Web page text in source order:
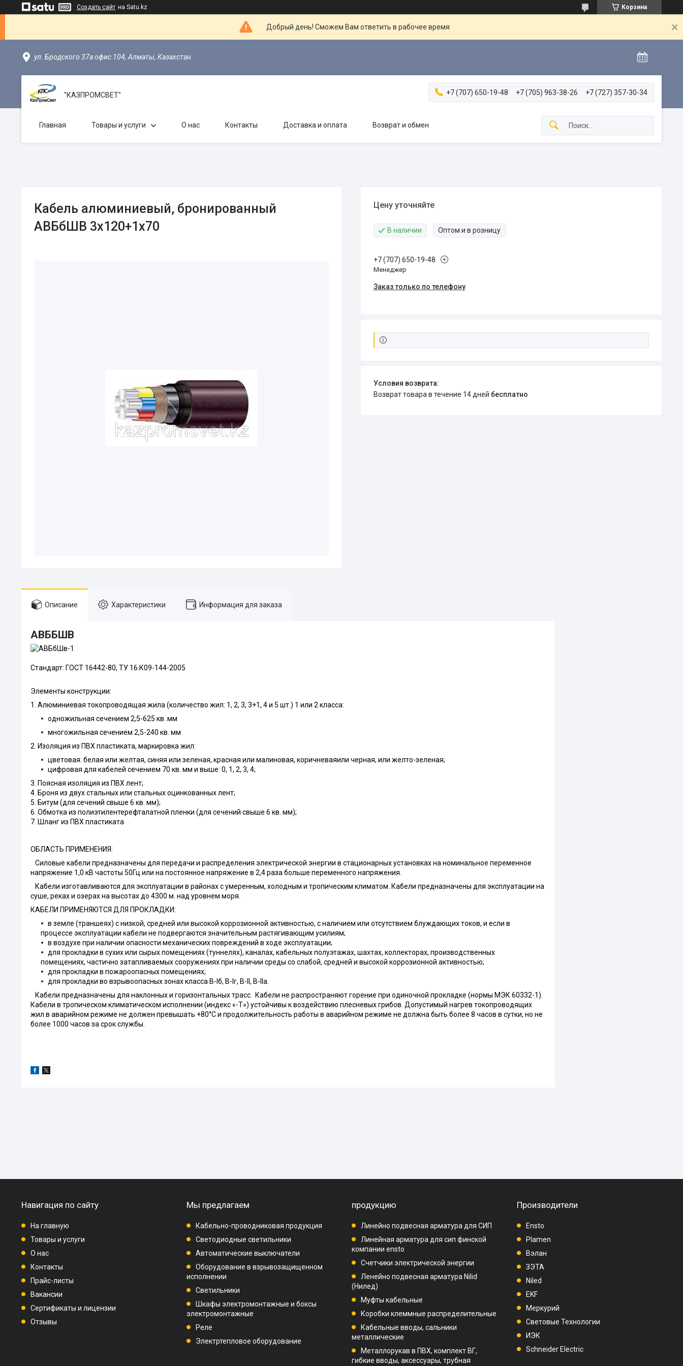
Создать сайт на Satu.kz Корзина
Добрый день! Сможем Вам ответить в рабочее время
ул. Бродского 37а офис 104, Алматы, Казахстан
"КАЗПРОМСВЕТ" +7 (707) 650-19-48 +7 (705) 963-38-26 +7 (727) 357-30-34
Главная Товары и услуги О нас Контакты Доставка и оплата Возврат и обмен
Кабель алюминиевый, бронированный
АВБбШВ 3х120+1х70
Цену уточняйте
В наличии Оптом и в розницу
+7 (707) 650-19-48
Менеджер
Заказ только по телефону
возврат товара в течение 14 дней бесплатно
Описание Характеристики Информация для заказа
АВББШВ
Стандарт: ГОСТ 16442-80, ТУ 16.К09-144-2005
Элементы конструкции:
1. Алюминиевая токопроводящая жила (количество жил: 1, 2, 3, 3+1, 4 и 5 шт.) 1 или 2 класса:
одножильная сечением 2,5-625 кв. мм
многожильная сечением 2,5-240 кв. мм
2. Изоляция из ПВХ пластиката, маркировка жил:
цветовая: белая или желтая, синяя или зеленая, красная или малиновая, коричневаяили черная, или желто-зеленая;
цифровая для кабелей сечением 70 кв. мм и выше: 0, 1, 2, 3, 4;
3. Поясная изоляция из ПВХ лент;
4. Броня из двух стальных или стальных оцинкованных лент;
5. Битум (для сечений свыше 6 кв. мм);
6. Обмотка из полиэтилентерефталатной пленки (для сечений свыше 6 кв. мм);
7. Шланг из ПВХ пластиката
ОБЛАСТЬ ПРИМЕНЕНИЯ:
Силовые кабели предназначены для передачи и распределения электрической энергии в стационарных установках на номинальное переменное
напряжение 1,0 кВ частоты 50Гц или на постоянное напряжение в 2,4 раза больше переменного напряжения.
Кабели изготавливаются для эксплуатации в районах с умеренным, холодным и тропическим климатом. Кабели предназначены для эксплуатации на
суше, реках и озерах на высотах до 4300 м. над уровнем моря.
КАБЕЛИ ПРИМЕНЯЮТСЯ ДЛЯ ПРОКЛАДКИ:
в земле (траншеях) с низкой, средней или высокой коррозионной активностью, с наличием или отсутствием блуждающих токов, и если в
процессе эксплуатации кабели не подвергаются значительным растягивающим усилиям;
в воздухе при наличии опасности механических повреждений в ходе эксплуатации;
для прокладки в сухих или сырых помещениях (туннелях), каналах, кабельных полуэтажах, шахтах, коллекторах, производственных
помещениях, частично затапливаемых сооружениях при наличии среды со слабой, средней и высокой коррозионной активностью;
для прокладки в пожароопасных помещениях;
для прокладки во взрывоопасных зонах класса B-Iб, B-Iг, В-II, В-IIа.
Кабели предназначены для наклонных и горизонтальных трасс. Кабели не распространяют горение при одиночной прокладке (нормы МЭК 60332-1).
Кабели в тропическом климатическом исполнении (индекс «-Т») устойчивы к воздействию плесневых грибов. Допустимый нагрев токопроводящих
жил в аварийном режиме не должен превышать +80°С и продолжительность работы в аварийном режиме не должна быть более 8 часов в сутки, но не
более 1000 часов за срок службы.
Навигация по сайту
На главную
Товары и услуги
О нас
Контакты
Прайс-листы
Вакансии
Сертификаты и лицензии
Отзывы
Мы предлагаем
Кабельно-проводниковая продукция
Светодиодные светильники
Автоматические выключатели
Оборудование в взрывозащищенном
исполнении
Светильники
Шкафы электромонтажные и боксы
электромонтажные
Реле
Электртепловое оборудование
продукцию
Линейно подвесная арматура для СИП
Линейная арматура для сип финской
компании ensto
Счетчики электрической энергии
Ленейно подвесная арматура Nilid
(Нилед)
Муфты кабельные
Коробки клеммные распределительные
Кабельные вводы, сальники
металлические
Металлорукав в ПВХ, комплект ВГ,
гибкие вводы, аксессуары, трубная
Производители
Ensto
Plamen
Вэлан
ЗЭТА
Niled
EKF
Меркурий
Световые Технологии
ИЭК
Schneider Electric